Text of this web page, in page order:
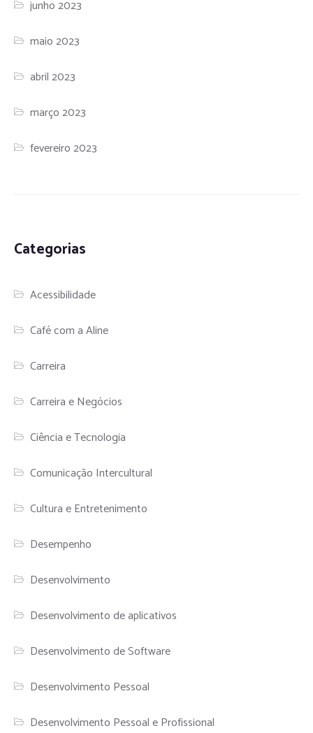
junho 2023
maio 2023
abril 2023
março 2023
fevereiro 2023
Categorias
Acessibilidade
Café com a Aline
Carreira
Carreira e Negócios
Ciência e Tecnologia
Comunicação Intercultural
Cultura e Entretenimento
Desempenho
Desenvolvimento
Desenvolvimento de aplicativos
Desenvolvimento de Software
Desenvolvimento Pessoal
Desenvolvimento Pessoal e Profissional